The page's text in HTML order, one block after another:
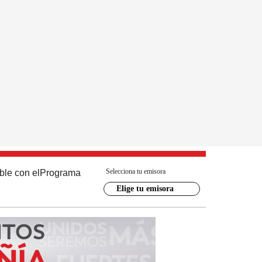
con el Programa Selecciona tu emisora
Elige tu emisora